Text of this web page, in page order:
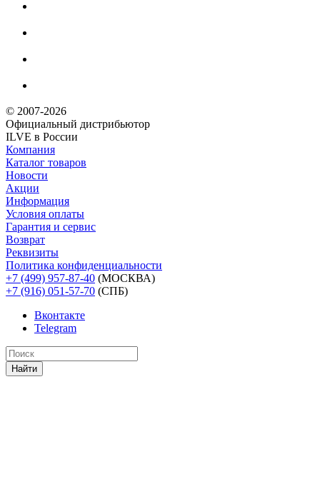
© 2007-2026
Официальный дистрибьютoр
ILVE в России
Компания
Каталог товаров
Новости
Акции
Информация
Условия оплаты
Гарантия и сервис
Возврат
Реквизиты
Политика конфиденциальности
+7 (499) 957-87-40 (МОСКВА)
+7 (916) 051-57-70 (СПБ)
Вконтакте
Telegram
Найти